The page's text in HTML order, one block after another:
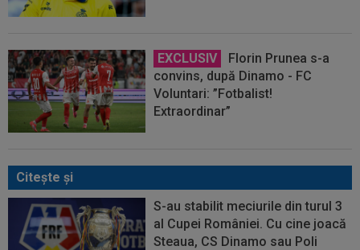
EXCLUSIV
Florin Prunea s-a
convins, după Dinamo - FC
Voluntari: ”Fotbalist!
Extraordinar”
Citeşte şi
S-au stabilit meciurile din turul 3
al Cupei României. Cu cine joacă
Steaua, CS Dinamo sau Poli